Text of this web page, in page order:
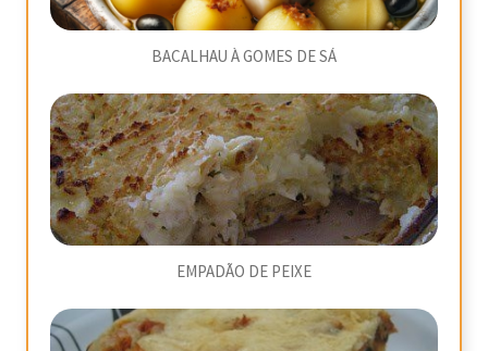
BACALHAU À GOMES DE SÁ
EMPADÃO DE PEIXE